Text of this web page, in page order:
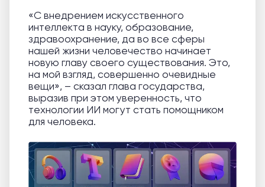
«С внедрением искусственного
интеллекта в науку, образование,
здравоохранение, да во все сферы
нашей жизни человечество начинает
новую главу своего существования. Это,
на мой взгляд, совершенно очевидные
вещи», – сказал глава государства,
выразив при этом уверенность, что
технологии ИИ могут стать помощником
для человека.